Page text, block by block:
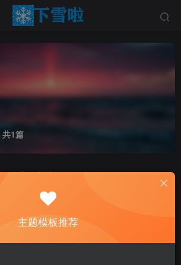
共1篇
点赞 评论
主题模板推荐